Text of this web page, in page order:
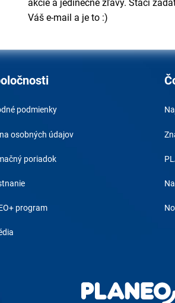
akcie a jedinečné zľavy. Stačí
Váš e-mail a je to :)
podmienky
osobných údajov
poriadok
program